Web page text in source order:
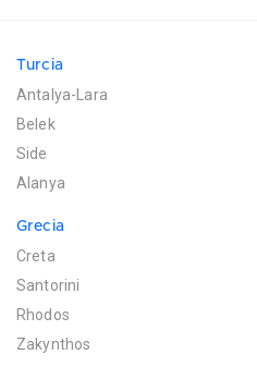
Turcia
Antalya-Lara
Belek
Side
Alanya
Grecia
Creta
Santorini
Rhodos
Zakynthos